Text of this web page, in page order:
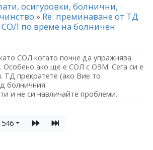
осигуровки, болнични,
» Re: преминаване от ТД
по време на болничен
СОЛ когато почне да упражнява
Особено ако ще е СОЛ с ОЗМ. Сега си е
ТД прекратете (ако Вие то
болничния.
и не си навличайте проблеми.